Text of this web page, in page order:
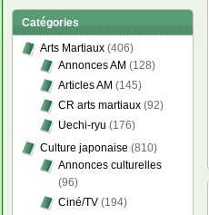
Catégories
Arts Martiaux (406)
Annonces AM (128)
Articles AM (145)
CR arts martiaux (92)
Uechi-ryu (176)
Culture japonaise (810)
Annonces culturelles
(96)
Ciné/TV (194)